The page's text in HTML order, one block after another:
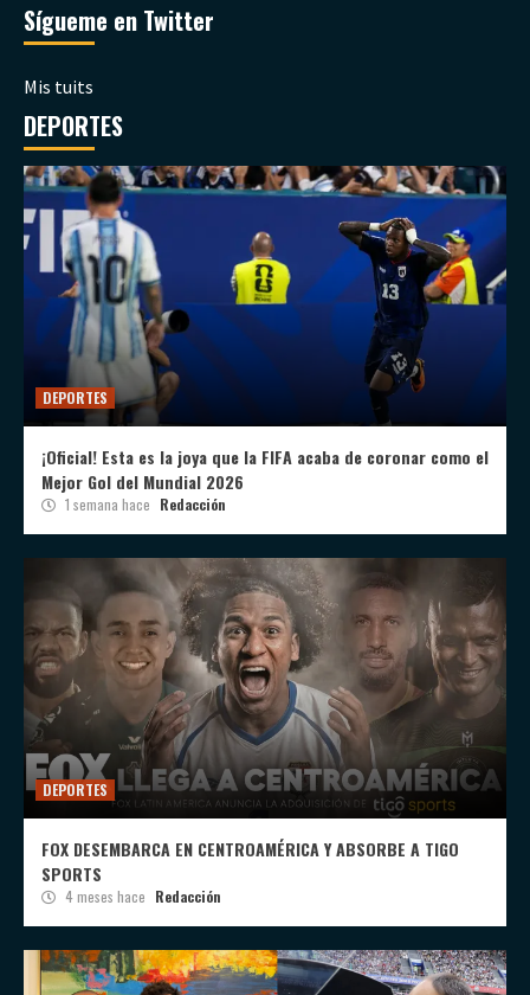
Sígueme en Twitter
Mis tuits
DEPORTES
DEPORTES
¡Oficial! Esta es la joya que la FIFA acaba de coronar como el
Mejor Gol del Mundial 2026
1 semana hace Redacción
DEPORTES
FOX DESEMBARCA EN CENTROAMÉRICA Y ABSORBE A TIGO
SPORTS
4 meses hace Redacción